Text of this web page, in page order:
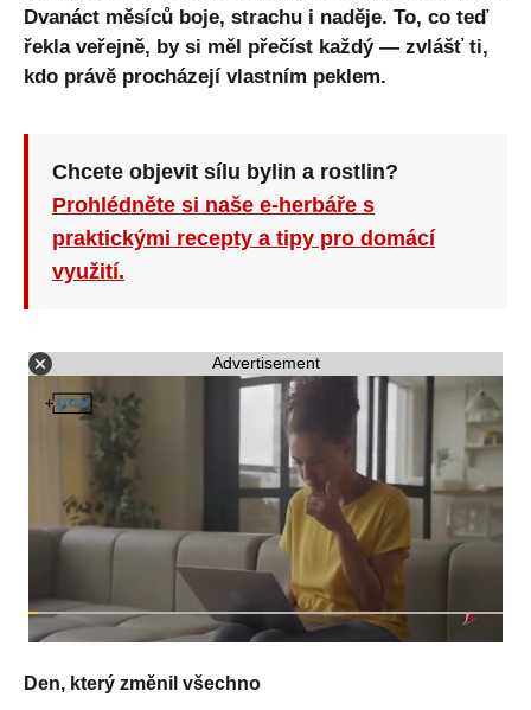
Dvanáct měsíců boje, strachu i naděje. To, co teď
řekla veřejně, by si měl přečíst každý — zvlášť ti,
kdo právě procházejí vlastním peklem.
Chcete objevit sílu bylin a rostlin?
Prohlédněte si naše e-herbáře s
praktickými recepty a tipy pro domácí
využití.
Advertisement
Den, který změnil všechno